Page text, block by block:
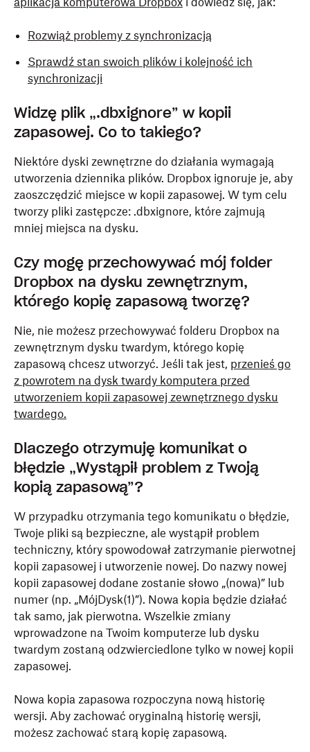
Rozwiąż problemy z synchronizacją
Sprawdź stan swoich plików i kolejność ich
synchronizacji
Widzę plik „.dbxignore” w kopii
zapasowej. Co to takiego?
Niektóre dyski zewnętrzne do działania wymagają
utworzenia dziennika plików. Dropbox ignoruje je, aby
zaoszczędzić miejsce w kopii zapasowej. W tym celu
tworzy pliki zastępcze: .dbxignore, które zajmują
mniej miejsca na dysku.
Czy mogę przechowywać mój folder
Dropbox na dysku zewnętrznym,
którego kopię zapasową tworzę?
Nie, nie możesz przechowywać folderu Dropbox na
zewnętrznym dysku twardym, którego kopię
zapasową chcesz utworzyć. Jeśli tak jest, przenieś go
z powrotem na dysk twardy komputera przed
utworzeniem kopii zapasowej zewnętrznego dysku
twardego.
Dlaczego otrzymuję komunikat o
błędzie „Wystąpił problem z Twoją
kopią zapasową”?
W przypadku otrzymania tego komunikatu o błędzie,
Twoje pliki są bezpieczne, ale wystąpił problem
techniczny, który spowodował zatrzymanie pierwotnej
kopii zapasowej i utworzenie nowej. Do nazwy nowej
kopii zapasowej dodane zostanie słowo „(nowa)” lub
numer (np. „MójDysk(1)”). Nowa kopia będzie działać
tak samo, jak pierwotna. Wszelkie zmiany
wprowadzone na Twoim komputerze lub dysku
twardym zostaną odzwierciedlone tylko w nowej kopii
zapasowej.
Nowa kopia zapasowa rozpoczyna nową historię
wersji. Aby zachować oryginalną historię wersji,
możesz zachować starą kopię zapasową.